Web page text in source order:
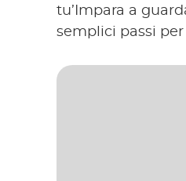
tu’Impara a
semplici passi